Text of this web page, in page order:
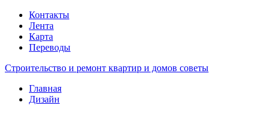
Контакты
Лента
Карта
Переводы
Строительство и ремонт квартир и домов советы
Главная
Дизайн